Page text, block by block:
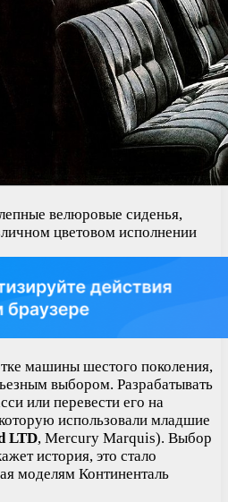
велюровые сиденья,
цветовом исполнении
машины шестого поколения,
выбором. Разрабатывать
или перевести его на
использовали младшие
LTD, Mercury Marquis). Выбор
история, это стало
моделям Континенталь